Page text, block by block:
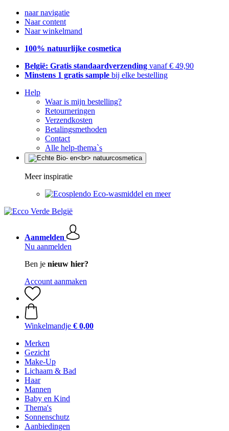
naar navigatie
Naar content
Naar winkelmand
100% natuurlijke cosmetica
België: Gratis standaardverzending vanaf € 49,90
Minstens 1 gratis sample bij elke bestelling
Help
Waar is mijn bestelling?
Retourneringen
Verzendkosten
Betalingsmethoden
Contact
Alle help-thema`s
Meer inspiratie
Eco-wasmiddel en meer
Aanmelden
Nu aanmelden
Ben je nieuw hier?
Account aanmaken
Winkelmandje € 0,00
Merken
Gezicht
Make-Up
Lichaam & Bad
Haar
Mannen
Baby en Kind
Thema's
Sonnenschutz
Aanbiedingen